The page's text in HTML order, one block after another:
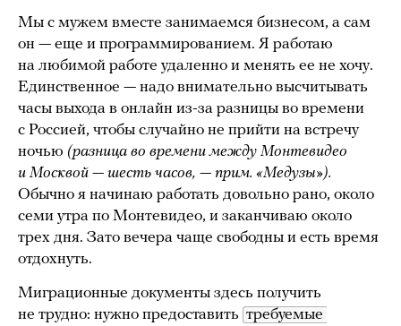
Мы с мужем вместе занимаемся бизнесом, а сам
он — еще и программированием. Я работаю
на любимой работе удаленно и менять ее не хочу.
Единственное — надо внимательно высчитывать
часы выхода в онлайн из-за разницы во времени
с Россией, чтобы случайно не прийти на встречу
ночью (разница во времени между Монтевидео
и Москвой — шесть часов, — прим. «Медузы»).
Обычно я начинаю работать довольно рано, около
семи утра по Монтевидео, и заканчиваю около
трех дня. Зато вечера чаще свободны и есть время
отдохнуть.
Миграционные документы здесь получить
не трудно: нужно предоставить требуемые